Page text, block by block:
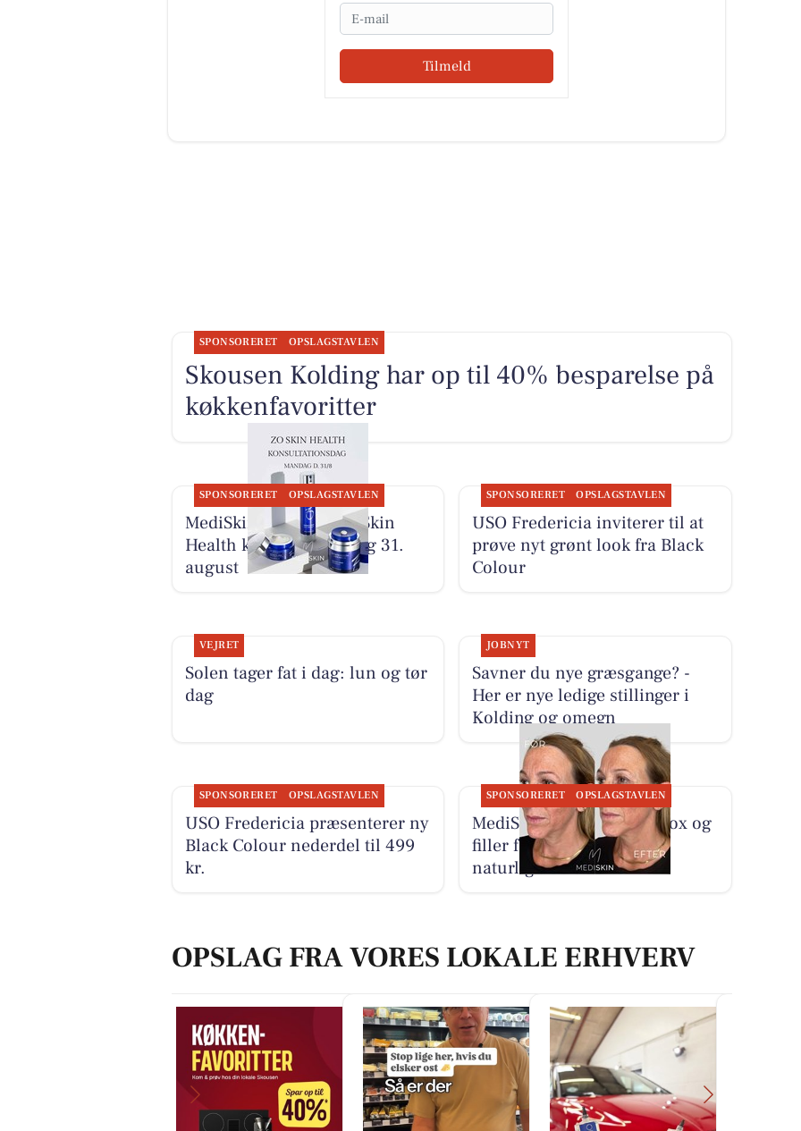
Email
Tilmeld
SPONSORERET OPSLAGSTAVLEN
Skousen Kolding har op til 40% besparelse på
køkkenfavoritter
SPONSORERET OPSLAGSTAVLEN
MediSkin gentager ZO Skin
Health konsultationsdag 31.
august
SPONSORERET OPSLAGSTAVLEN
USO Fredericia inviterer til at
prøve nyt grønt look fra Black
Colour
VEJRET
Solen tager fat i dag: lun og tør
dag
JOBNYT
Savner du nye græsgange? -
Her er nye ledige stillinger i
Kolding og omegn
SPONSORERET OPSLAGSTAVLEN
USO Fredericia præsenterer ny
Black Colour nederdel til 499
kr.
SPONSORERET OPSLAGSTAVLEN
MediSkin kombinerer botox og
filler for harmoniske og
naturlige resultater
OPSLAG FRA VORES LOKALE ERHVERV